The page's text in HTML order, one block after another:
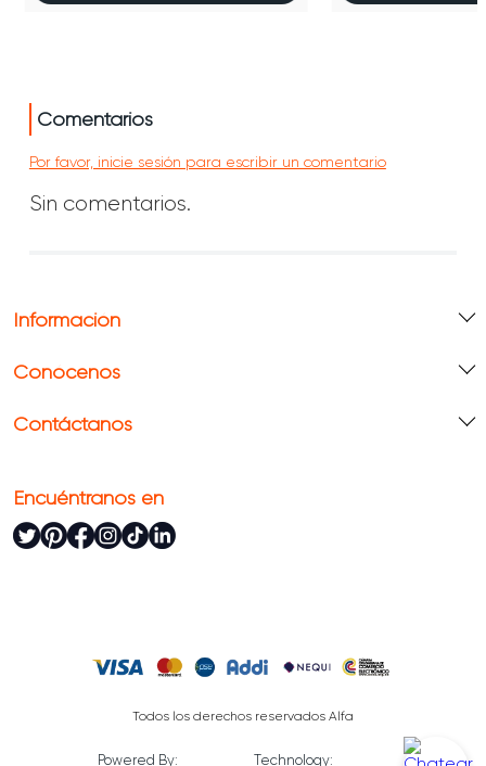
Comentarios
Por favor, inicie sesión para escribir un comentario
Sin comentarios.
Información
Conócenos
Contáctanos
Encuéntranos en
Todos los derechos reservados Alfa
Powered By: Technology: